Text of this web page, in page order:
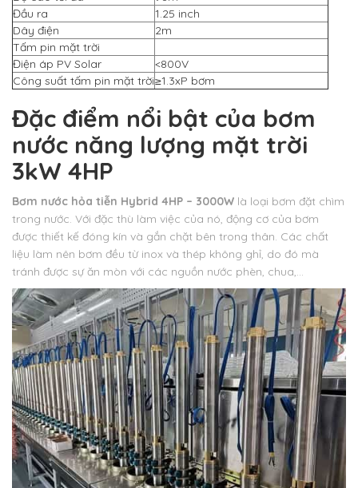
Đầu ra
1.25 inch
Dây điện
2m
Tấm pin mặt trời
Điện áp PV Solar
<800V
Công suất tấm pin mặt trời≥1.3xP bơm
Đặc điểm nổi bật của bơm
nước năng lượng mặt trời
3kW 4HP
Bơm nước hỏa tiễn Hybrid 4HP – 3000W là loại bơm đặt chìm
trong nước. Với đặc thù làm việc của nó, động cơ của bơm
được thiết kế đóng kín và gắn chặt bên trong thân. Các chất
liệu làm nên bơm đều từ inox và thép không ghỉ, do đó mà
tránh được sự ăn mòn với các nguồn nước phèn, chua,…